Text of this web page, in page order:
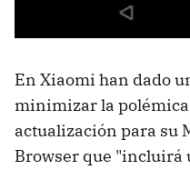
En Xiaomi han dado
minimizar la
actualización para su
Browser que "incluirá